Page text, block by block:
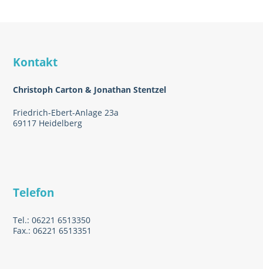
Kontakt
Christoph Carton & Jonathan Stentzel
Friedrich-Ebert-Anlage 23a
69117 Heidelberg
Telefon
Tel.: 06221 6513350
Fax.: 06221 6513351